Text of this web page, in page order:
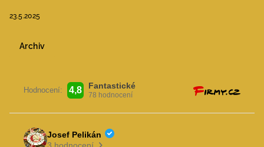
23.5.2025
Archiv